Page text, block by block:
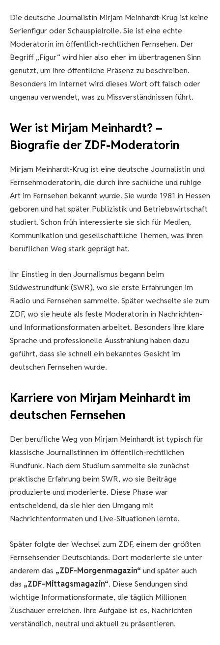
Die deutsche Journalistin Mirjam Meinhardt-Krug ist keine
Serienfigur oder Schauspielrolle. Sie ist eine echte
Moderatorin im öffentlich-rechtlichen Fernsehen. Der
Begriff „Figur“ wird hier also eher im übertragenen Sinn
genutzt, um ihre öffentliche Präsenz zu beschreiben.
Besonders im Internet wird dieses Wort oft falsch oder
ungenau verwendet, was zu Missverständnissen führt.
Wer ist Mirjam Meinhardt? –
Biografie der ZDF-Moderatorin
Mirjam Meinhardt-Krug ist eine deutsche Journalistin und
Fernsehmoderatorin, die durch ihre sachliche und ruhige
Art im Fernsehen bekannt wurde. Sie wurde 1981 in Hessen
geboren und hat später Publizistik und Betriebswirtschaft
studiert. Schon früh interessierte sie sich für Medien,
Kommunikation und gesellschaftliche Themen, was ihren
beruflichen Weg stark geprägt hat.
Ihr Einstieg in den Journalismus begann beim
Südwestrundfunk (SWR), wo sie erste Erfahrungen im
Radio und Fernsehen sammelte. Später wechselte sie zum
ZDF, wo sie heute als feste Moderatorin in Nachrichten-
und Informationsformaten arbeitet. Besonders ihre klare
Sprache und professionelle Ausstrahlung haben dazu
geführt, dass sie schnell ein bekanntes Gesicht im
deutschen Fernsehen wurde.
Karriere von Mirjam Meinhardt im
deutschen Fernsehen
Der berufliche Weg von Mirjam Meinhardt ist typisch für
klassische Journalistinnen im öffentlich-rechtlichen
Rundfunk. Nach dem Studium sammelte sie zunächst
praktische Erfahrung beim SWR, wo sie Beiträge
produzierte und moderierte. Diese Phase war
entscheidend, da sie hier den Umgang mit
Nachrichtenformaten und Live-Situationen lernte.
Später folgte der Wechsel zum ZDF, einem der größten
Fernsehsender Deutschlands. Dort moderierte sie unter
anderem das „ZDF-Morgenmagazin“ und später auch
das „ZDF-Mittagsmagazin“. Diese Sendungen sind
wichtige Informationsformate, die täglich Millionen
Zuschauer erreichen. Ihre Aufgabe ist es, Nachrichten
verständlich, neutral und aktuell zu präsentieren.